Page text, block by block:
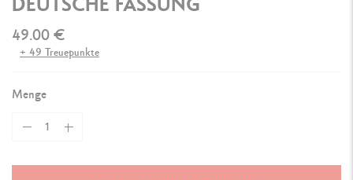
49.00 €
+ 49 Treuepunkte
Menge